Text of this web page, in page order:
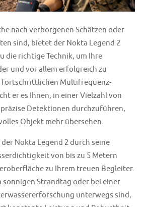
nach verborgenen Schätzen oder
sind, bietet der Nokta Legend 2
die richtige Technik, um Ihre
und vor allem erfolgreich zu
fortschrittlichen Multifrequenz-
er es Ihnen, in einer Vielzahl von
Detektionen durchzuführen,
Objekt mehr übersehen.
Nokta Legend 2 durch seine
von bis zu 5 Metern
zu Ihrem treuen Begleiter.
sonnigen Strandtag oder bei einer
unterwegs sind,